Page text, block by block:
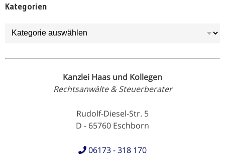
Kategorien
Kategorien
Kanzlei Haas und Kollegen
Rechtsanwälte & Steuerberater
Rudolf-Diesel-Str. 5
D - 65760 Eschborn
06173 - 318 170